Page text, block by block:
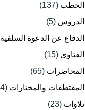
الخطب (137)
الدروس (5)
الدفاع عن الدعوة السلفية
الفتاوى (15)
المحاضرات (65)
المقتطفات والمختارات (184)
تلاوات (23)